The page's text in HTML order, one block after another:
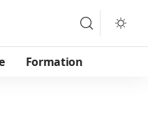
Formation